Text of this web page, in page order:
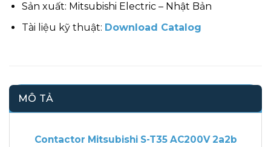
Sản xuất: Mitsubishi Electric – Nhật Bản
Tài liệu kỹ thuật: Download Catalog
MÔ TẢ
Contactor Mitsubishi S-T35 AC200V 2a2b